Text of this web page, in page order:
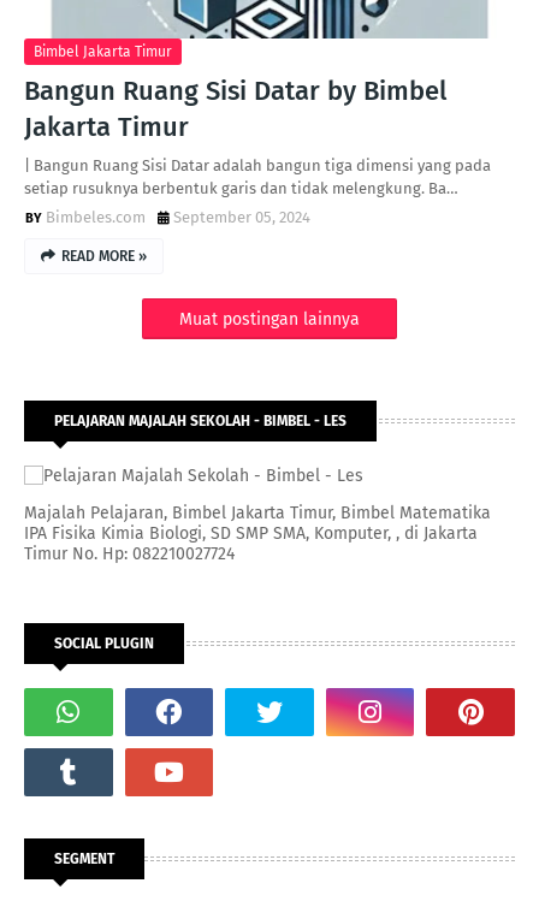
Bimbel Jakarta Timur
Bangun Ruang Sisi Datar by Bimbel
Jakarta Timur
| Bangun Ruang Sisi Datar adalah bangun tiga dimensi yang pada
setiap rusuknya berbentuk garis dan tidak melengkung. Ba…
Bimbeles.com
September 05, 2024
READ MORE »
Muat postingan lainnya
PELAJARAN MAJALAH SEKOLAH - BIMBEL - LES
Majalah Pelajaran, Bimbel Jakarta Timur, Bimbel Matematika
IPA Fisika Kimia Biologi, SD SMP SMA, Komputer, , di Jakarta
Timur No. Hp: 082210027724
SOCIAL PLUGIN
SEGMENT